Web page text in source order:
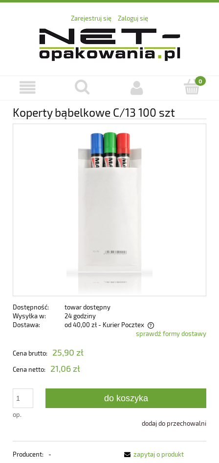
Zarejestruj się Zaloguj się
Koperty bąbelkowe C/13 100 szt
Dostępność:
towar dostępny
Wysyłka w:
24 godziny
Dostawa:
od 40,00 zł - Kurier Pocztex
Cena nie zawiera ewentualnych kosztów płatnościsprawdź formy dostawy
Cena brutto: 25,90 zł
Cena netto: 21,06 zł
op.
do koszyka
dodaj do przechowalni
Producent: -
zapytaj o produkt